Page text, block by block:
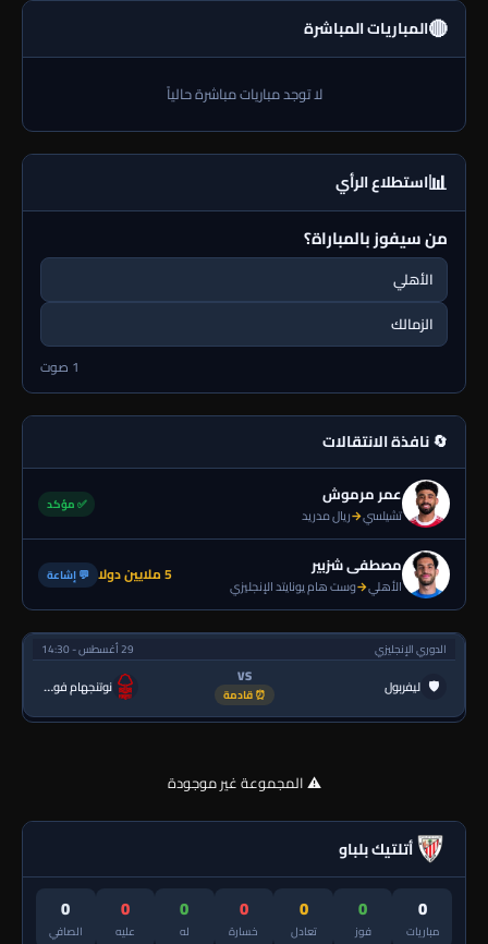
🔴المباريات المباشرة
لا توجد مباريات مباشرة حالياً
📊استطلاع الرأي
من سيفوز بالمباراة؟
الأهلي
الزمالك
1 صوت
🔄 نافذة الانتقالات
عمر مرموش
تشيلسي→ريال مدريد
✅ مؤكد
مصطفى شزبير
الأهلي→وست هام يونايتد الإنجليزي 5 ملايين دولا 💬 إشاعة
الدوري الإنجليزي 29 أغسطس - 14:30
🛡 ليفربول VS
⏰ قادمة نوتنجهام فورست
⚠️ المجموعة غير موجودة
أتلتيك بلباو
0
مباريات
0
فوز
0
تعادل
0
خسارة
0
له
0
عليه
0
الصافي